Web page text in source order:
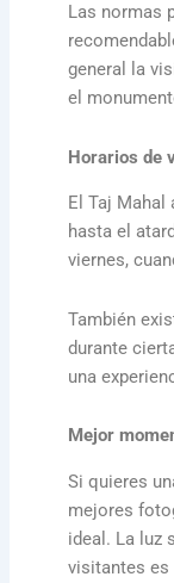
Las normas
general la
el
Horarios de
El Taj Mahal
hasta el
viernes,
También
durante
una
Mejor
Si quieres
mejores
ideal. La luz
visitantes es